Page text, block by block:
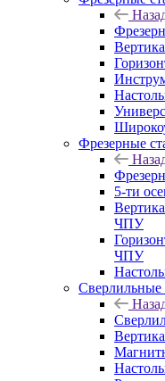
Фрезерные
5-ти
ЧПУ
ЧПУ
Сверлильные